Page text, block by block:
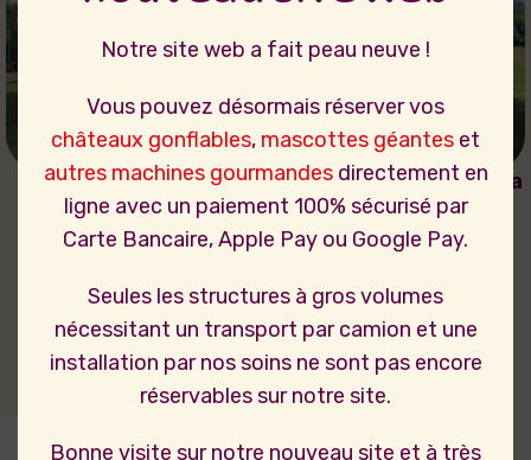
Notre site web a fait peau neuve !
Vous pouvez désormais réserver vos
châteaux gonflables, mascottes géantes et
autres machines gourmandesdirectement en
ligne avec un paiement 100% sécurisé par
Carte Bancaire, Apple Pay ou Google Pay.
Seules les structures à gros volumes
nécessitant un transport par camion et une
installation par nos soins ne sont pas encore
réservables sur notre site.
Bonne visite sur notre nouveau site et à très
Château gonflable
Jurassic
190,00€
Combo gonflable Panda
250,00 €